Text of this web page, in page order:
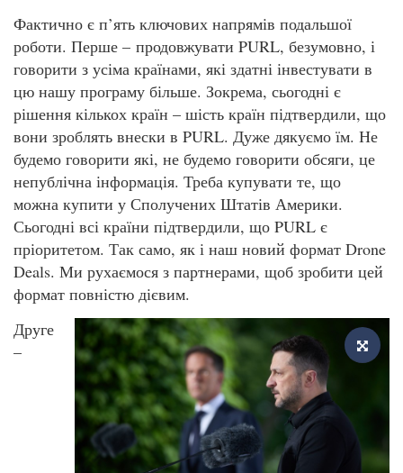
Фактично є п’ять ключових напрямів подальшої
роботи. Перше – продовжувати PURL, безумовно, і
говорити з усіма країнами, які здатні інвестувати в
цю нашу програму більше. Зокрема, сьогодні є
рішення кількох країн – шість країн підтвердили, що
вони зроблять внески в PURL. Дуже дякуємо їм. Не
будемо говорити які, не будемо говорити обсяги, це
непублічна інформація. Треба купувати те, що
можна купити у Сполучених Штатів Америки.
Сьогодні всі країни підтвердили, що PURL є
пріоритетом. Так само, як і наш новий формат Drone
Deals. Ми рухаємося з партнерами, щоб зробити цей
формат повністю дієвим.
Друге
–